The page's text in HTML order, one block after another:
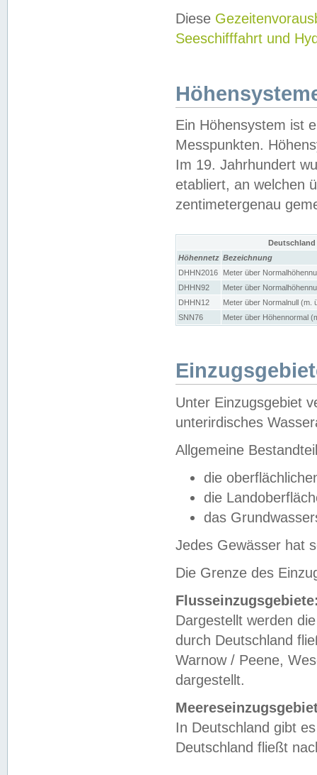
Diese
Seeschifffahrt und
Ein Höhensystem ist
Messpunkten.
Im 19. Jahrhundert
etabliert, an welchen
zentimetergenau
Höhennetz Bezeichnung
DHHN2016
Meter über
DHHN92
Meter über
DHHN12
Meter über Normalnull (m.
SNN76
Meter über Höhennormal
Unter Einzugsgebiet
unterirdisches
Allgemeine
die
die
das
Jedes Gewässer hat
Die Grenze des
Dargestellt werden
durch Deutschland
Warnow / Peene,
dargestellt.
In Deutschland gibt
Deutschland fließt